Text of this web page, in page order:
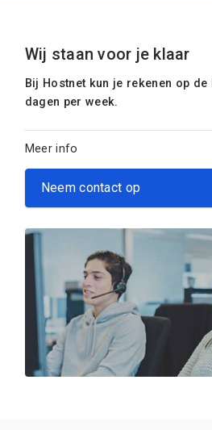
Wij staan voor je klaar
Bij Hostnet kun je rekenen op
dagen per week.
Meer info
Neem contact op